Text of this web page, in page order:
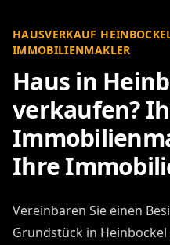
HAUSVERKAUF
IMMOBILIENMAKLER
Haus in
verkaufen?
Ihre
Vereinbaren Sie einen
Grundstück in